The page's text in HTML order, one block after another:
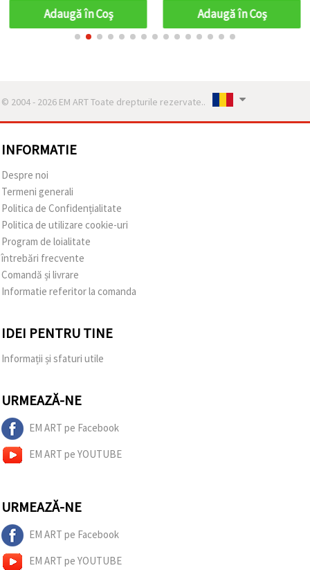
Adaugă în Coş
înnodare și proiecte DIY &
handmade
Adaugă în Coş
© 2004 - 2026 EM ART Toate drepturile rezervate..
INFORMATIE
Despre noi
Termeni generali
Politica de Confidențialitate
Politica de utilizare cookie-uri
Program de loialitate
întrebări frecvente
Comandă și livrare
Informatie referitor la comanda
IDEI PENTRU TINE
Informații și sfaturi utile
URMEAZĂ-NE
EM ART pe Facebook
EM ART pe YOUTUBE
URMEAZĂ-NE
EM ART pe Facebook
EM ART pe YOUTUBE